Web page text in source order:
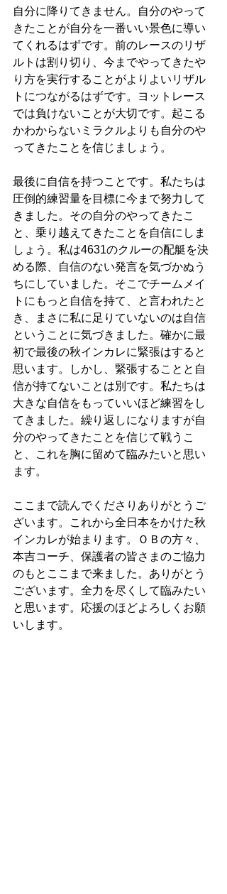
自分に降りてきません。自分のやって
きたことが自分を一番いい景色に導い
てくれるはずです。前のレースのリザ
ルトは割り切り、今までやってきたや
り方を実行することがよりよいリザル
トにつながるはずです。ヨットレース
では負けないことが大切です。起こる
かわからないミラクルよりも自分のや
ってきたことを信じましょう。
最後に自信を持つことです。私たちは
圧倒的練習量を目標に今まで努力して
きました。その自分のやってきたこ
と、乗り越えてきたことを自信にしま
しょう。私は4631のクルーの配艇を決
める際、自信のない発言を気づかぬう
ちにしていました。そこでチームメイ
トにもっと自信を持て、と言われたと
き、まさに私に足りていないのは自信
ということに気づきました。確かに最
初で最後の秋インカレに緊張はすると
思います。しかし、緊張することと自
信が持てないことは別です。私たちは
大きな自信をもっていいほど練習をし
てきました。繰り返しになりますが自
分のやってきたことを信じて戦うこ
と、これを胸に留めて臨みたいと思い
ます。
ここまで読んでくださりありがとうご
ざいます。これから全日本をかけた秋
インカレが始まります。ＯＢの方々、
本吉コーチ、保護者の皆さまのご協力
のもとここまで来ました。ありがとう
ございます。全力を尽くして臨みたい
と思います。応援のほどよろしくお願
いします。